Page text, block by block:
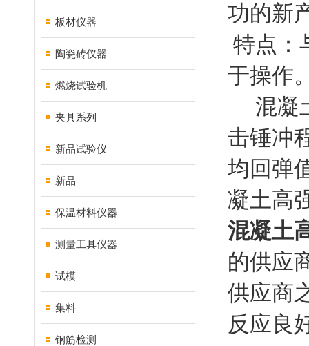
板材仪器
陶瓷砖仪器
燃烧试验机
夹具系列
新品试验仪
新品
保温材料仪器
测量工具仪器
试模
集料
钢筋检测
功的新
特点：
于操作
混凝
击锤冲
均回弹
凝土高
混凝土
的供应
供应商
反应良